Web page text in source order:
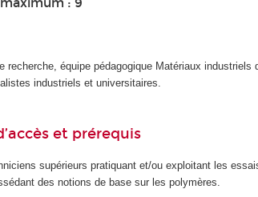
: 9
recherche, équipe pédagogique Matériaux industriels
industriels et universitaires.
et prérequis
supérieurs pratiquant et/ou exploitant les
des notions de base sur les polymères.